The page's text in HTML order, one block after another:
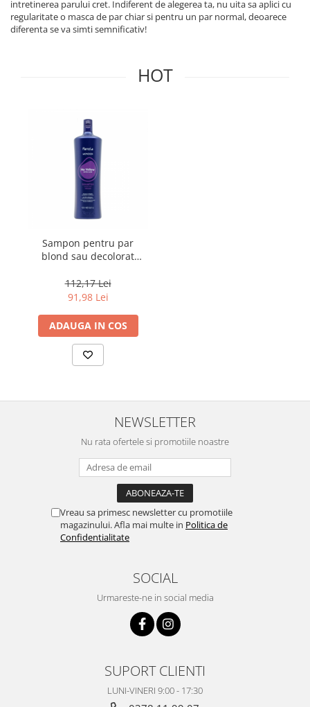
intretinerea parului cret. Indiferent de alegerea ta, nu uita sa aplici cu
regularitate o masca de par chiar si pentru un par normal, deoarece
diferenta se va simti semnificativ!
HOT
Sampon pentru par
blond sau decolorat
Yellow, 1000 ml
112,17 Lei
91,98 Lei
ADAUGA IN COS
NEWSLETTER
Nu rata ofertele si promotiile noastre
Vreau sa primesc newsletter cu promotiile
magazinului. Afla mai multe in Politica de
Confidentialitate
SOCIAL
Urmareste-ne in social media
SUPORT CLIENTI
LUNI-VINERI 9:00 - 17:30